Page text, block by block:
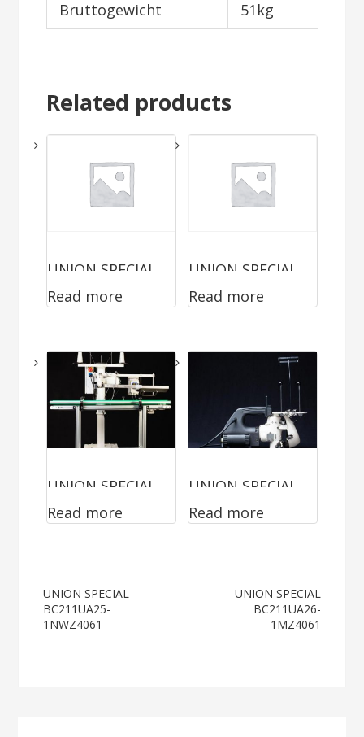
Bruttogewicht
51kg
Related products
UNION SPECIAL
1200LOEAB
Read more
UNION SPECIAL
1400LOE
Read more
UNION SPECIAL
1500LOE
Read more
UNION SPECIAL
2200AT
Read more
Post
navigation
UNION SPECIAL
BC211UA25-
1NWZ4061
UNION SPECIAL
BC211UA26-
1MZ4061